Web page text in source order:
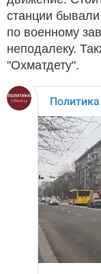
станции
по военному
неподалеку.
"Охматдету".